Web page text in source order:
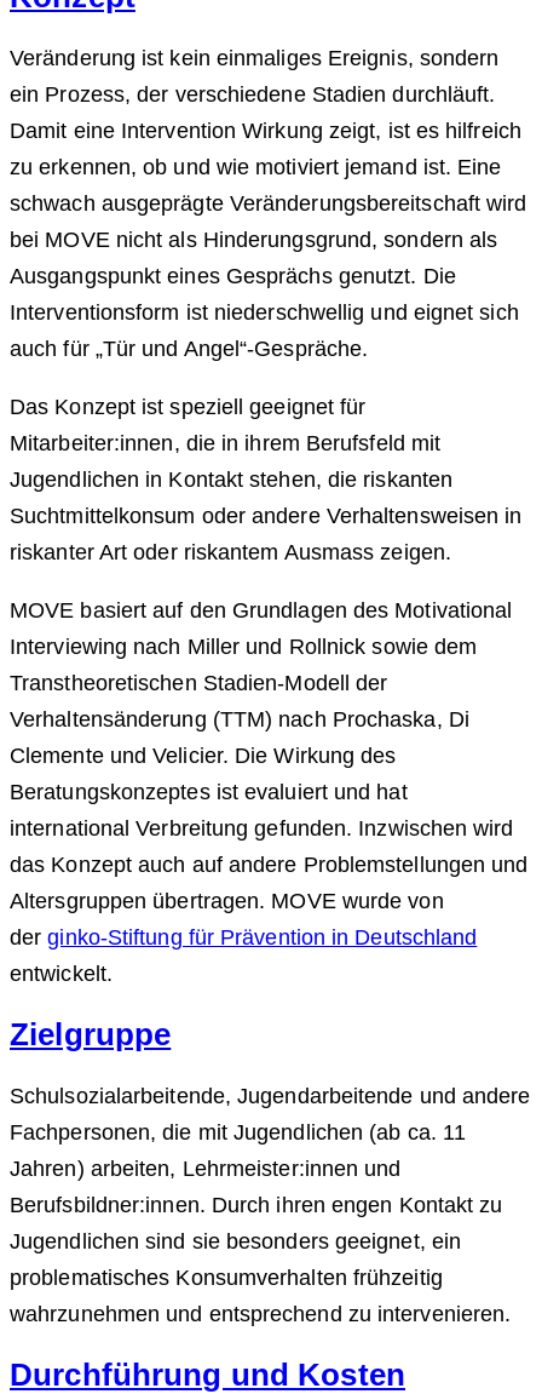
Veränderung ist kein einmaliges Ereignis, sondern
ein Prozess, der verschiedene Stadien durchläuft.
Damit eine Intervention Wirkung zeigt, ist es hilfreich
zu erkennen, ob und wie motiviert jemand ist. Eine
schwach ausgeprägte Veränderungsbereitschaft wird
bei MOVE nicht als Hinderungsgrund, sondern als
Ausgangspunkt eines Gesprächs genutzt. Die
Interventionsform ist niederschwellig und eignet sich
auch für „Tür und Angel“-Gespräche.
Das Konzept ist speziell geeignet für
Mitarbeiter:innen, die in ihrem Berufsfeld mit
Jugendlichen in Kontakt stehen, die riskanten
Suchtmittelkonsum oder andere Verhaltensweisen in
riskanter Art oder riskantem Ausmass zeigen.
MOVE basiert auf den Grundlagen des Motivational
Interviewing nach Miller und Rollnick sowie dem
Transtheoretischen Stadien-Modell der
Verhaltensänderung (TTM) nach Prochaska, Di
Clemente und Velicier. Die Wirkung des
Beratungskonzeptes ist evaluiert und hat
international Verbreitung gefunden. Inzwischen wird
das Konzept auch auf andere Problemstellungen und
Altersgruppen übertragen. MOVE wurde von
derginko-Stiftung für Prävention in Deutschland
entwickelt.
Zielgruppe
Schulsozialarbeitende, Jugendarbeitende und andere
Fachpersonen, die mit Jugendlichen (ab ca. 11
Jahren) arbeiten, Lehrmeister:innen und
Berufsbildner:innen. Durch ihren engen Kontakt zu
Jugendlichen sind sie besonders geeignet, ein
problematisches Konsumverhalten frühzeitig
wahrzunehmen und entsprechend zu intervenieren.
Durchführung und Kosten